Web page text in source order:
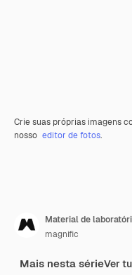
Crie suas próprias imagens
nosso editor de fotos.
Material de
magnific
Mais nesta sérieVer